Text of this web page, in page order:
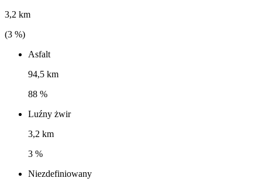
3,2 km
(3 %)
Asfalt
94,5 km
88 %
Luźny żwir
3,2 km
3 %
Niezdefiniowany